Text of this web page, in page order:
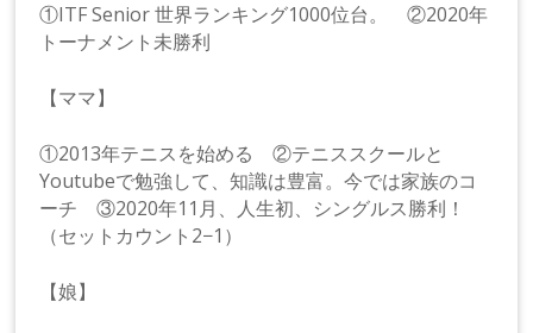
①ITF Senior 世界ランキング1000位台。 ②2020年
トーナメント未勝利
【ママ】
①2013年テニスを始める ②テニススクールと
Youtubeで勉強して、知識は豊富。今では家族のコ
ーチ ③2020年11月、人生初、シングルス勝利！
（セットカウント2−1）
【娘】